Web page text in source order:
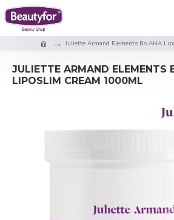
Juliette Armand Elements Bs AHA
JULIETTE ARMAND ELEMENTS
LIPOSLIM CREAM 1000ML